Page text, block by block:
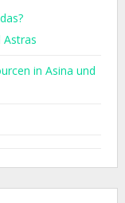
Astras
in Asina und